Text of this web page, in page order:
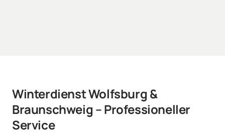
Winterdienst Wolfsburg &
Braunschweig – Professioneller
Service